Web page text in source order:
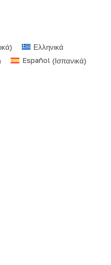
)
Ελληνικά
Español(Ισπανικά)